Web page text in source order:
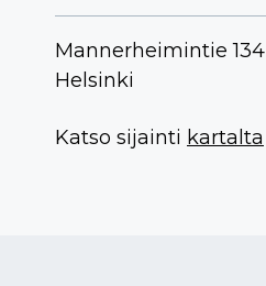
Mannerheimintie 134
Helsinki
Katso sijainti kartalta